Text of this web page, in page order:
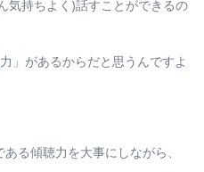
気持ちよく)話すことができるの
」があるからだと思うんですよ
る傾聴力を大事にしながら、